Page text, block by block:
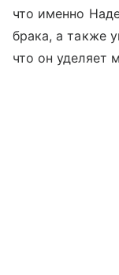
что именно
брака, а также
что он уделяет